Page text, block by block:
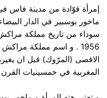
إمرأة قوّادة من مدينة فاس
ماخور بوسبير في الدار
1956 . و اسم مملكة
الاقصى (المرّوك) قبل ان
المغربية في خمسينيات